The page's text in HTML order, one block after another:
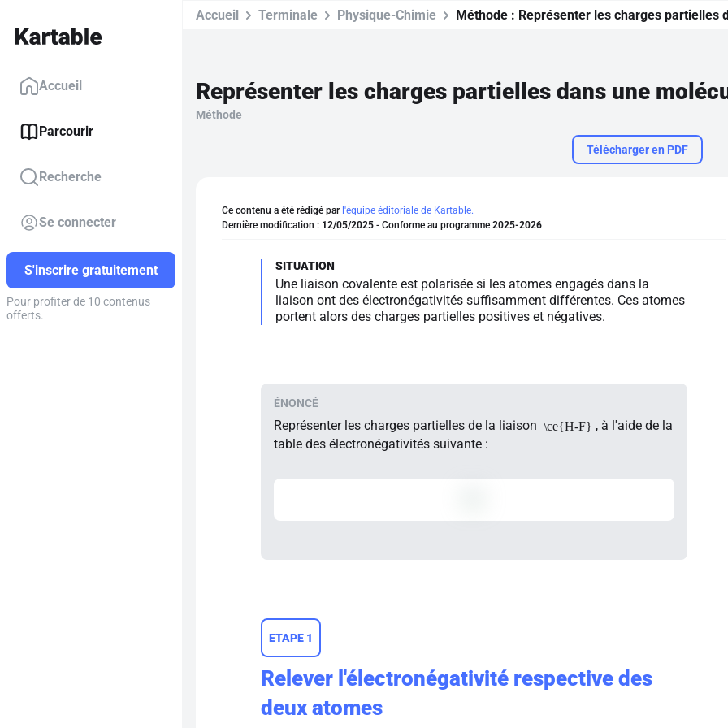
Accueil
Parcourir
Recherche
Se connecter
S'inscrire gratuitement
Pour profiter de 10 contenus
offerts.
Accueil Terminale Physique-Chimie Méthode : Représenter les charges partielles
Représenter les charges partielles dans une
Méthode
Télécharger en PDF
Ce contenu a été rédigé par l'équipe éditoriale de Kartable.
Dernière modification : 12/05/2025 - Conforme au programme 2025-2026
Une liaison covalente est polarisée si les atomes engagés dans la
liaison ont des électronégativités suffisamment différentes. Ces atomes
portent alors des charges partielles positives et négatives.
Représenter les charges partielles de la liaison \ce{H-F} , à l'aide de la
table des électronégativités suivante :
ETAPE 1
Relever l'électronégativité respective des
deux atomes